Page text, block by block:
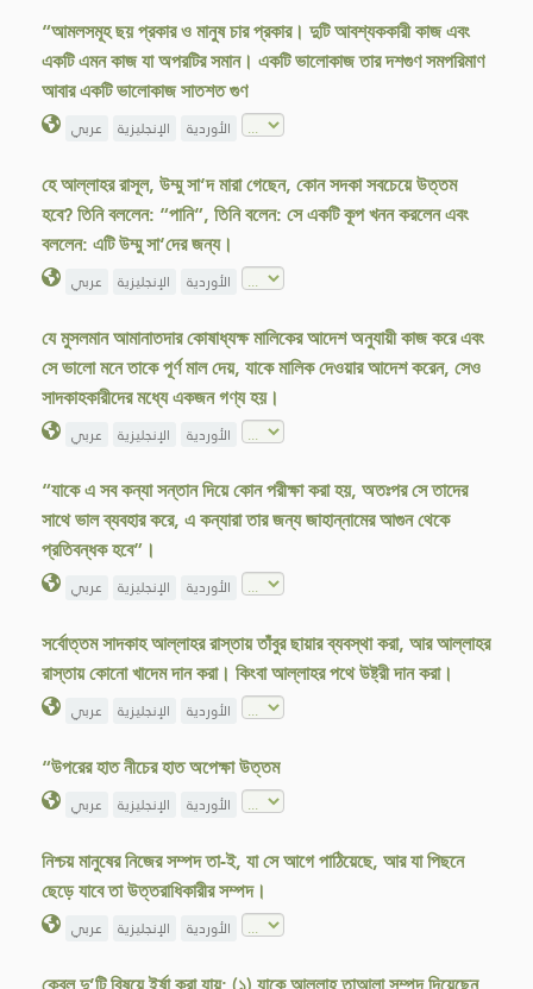
“আমলসমূহ ছয় প্রকার ও মানুষ চার প্রকার। দুটি আবশ্যককারী কাজ এবং
একটি এমন কাজ যা অপরটির সমান। একটি ভালোকাজ তার দশগুণ সমপরিমাণ
আবার একটি ভালোকাজ সাতশত গুণ
عربي الإنجليزية الأوردية
হে আল্লাহর রাসূল, উম্মু সা‘দ মারা গেছেন, কোন সদকা সবচেয়ে উত্তম
হবে? তিনি বললেন: “পানি”, তিনি বলেন: সে একটি কূপ খনন করলেন এবং
বললেন: এটি উম্মু সা‘দের জন্য।
عربي الإنجليزية الأوردية
যে মুসলমান আমানাতদার কোষাধ্যক্ষ মালিকের আদেশ অনুযায়ী কাজ করে এবং
সে ভালো মনে তাকে পূর্ণ মাল দেয়, যাকে মালিক দেওয়ার আদেশ করেন, সেও
সাদকাহকারীদের মধ্যে একজন গণ্য হয়।
عربي الإنجليزية الأوردية
“যাকে এ সব কন্যা সন্তান দিয়ে কোন পরীক্ষা করা হয়, অতঃপর সে তাদের
সাথে ভাল ব্যবহার করে, এ কন্যারা তার জন্য জাহান্নামের আগুন থেকে
প্রতিবন্ধক হবে”।
عربي الإنجليزية الأوردية
সর্বোত্তম সাদকাহ আল্লাহর রাস্তায় তাঁবুর ছায়ার ব্যবস্থা করা, আর আল্লাহর
রাস্তায় কোনো খাদেম দান করা। কিংবা আল্লাহর পথে উষ্ট্রী দান করা।
عربي الإنجليزية الأوردية
“উপরের হাত নীচের হাত অপেক্ষা উত্তম
عربي الإنجليزية الأوردية
নিশ্চয় মানুষের নিজের সম্পদ তা-ই, যা সে আগে পাঠিয়েছে, আর যা পিছনে
ছেড়ে যাবে তা উত্তরাধিকারীর সম্পদ।
عربي الإنجليزية الأوردية